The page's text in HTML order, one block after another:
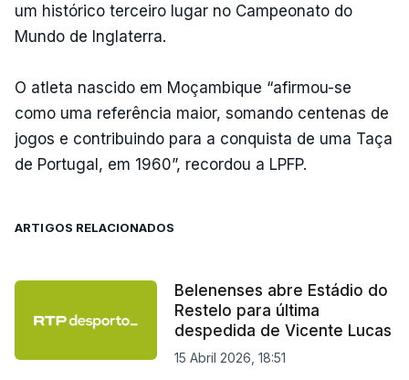
um histórico terceiro lugar no Campeonato do
Mundo de Inglaterra.
O atleta nascido em Moçambique “afirmou-se
como uma referência maior, somando centenas de
jogos e contribuindo para a conquista de uma Taça
de Portugal, em 1960”, recordou a LPFP.
ARTIGOS RELACIONADOS
Belenenses abre Estádio do
Restelo para última
despedida de Vicente Lucas
15 Abril 2026, 18:51